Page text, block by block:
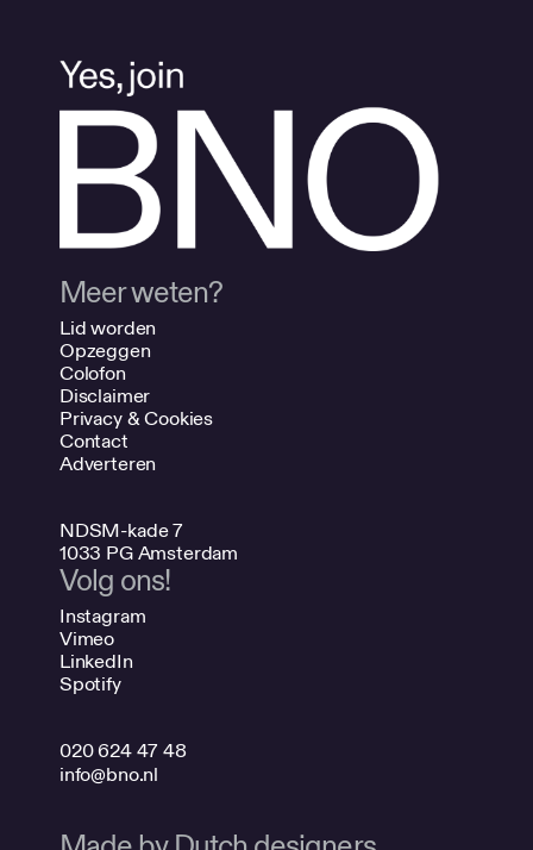
Meer weten?
Lid worden
Opzeggen
Colofon
Disclaimer
Privacy & Cookies
Contact
Adverteren
NDSM-kade 7
1033 PG Amsterdam
Volg ons!
Instagram
Vimeo
LinkedIn
Spotify
020 624 47 48
info@bno.nl